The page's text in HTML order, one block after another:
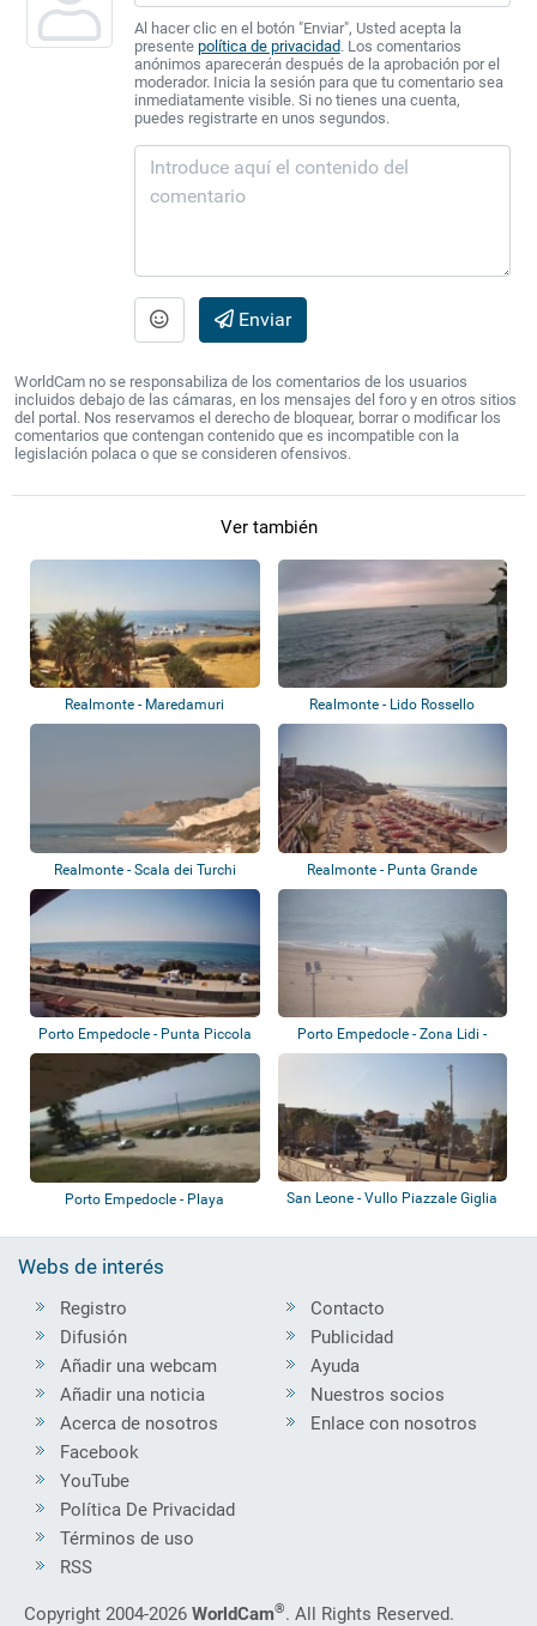
Al hacer clic en el botón "Enviar", Usted acepta la
presente política de privacidad. Los comentarios
anónimos aparecerán después de la aprobación por el
moderador. Inicia la sesión para que tu comentario sea
inmediatamente visible. Si no tienes una cuenta,
puedes registrarte en unos segundos.
Enviar
WorldCam no se responsabiliza de los comentarios de los usuarios
incluidos debajo de las cámaras, en los mensajes del foro y en otros sitios
del portal. Nos reservamos el derecho de bloquear, borrar o modificar los
comentarios que contengan contenido que es incompatible con la
legislación polaca o que se consideren ofensivos.
Ver también
Realmonte - Maredamuri
Spiaggia Le Pergo...
Realmonte - Lido Rossello
Realmonte - Scala dei Turchi Realmonte - Punta Grande
Porto Empedocle - Punta Piccola
Frontema...
Porto Empedocle - Zona Lidi -
B&B sul Ma...
Porto Empedocle - Playa San Leone - Vullo Piazzale Giglia
Webs de interés
Registro
Difusión
Añadir una webcam
Añadir una noticia
Acerca de nosotros
Contacto
Publicidad
Ayuda
Nuestros socios
Enlace con nosotros
Facebook
YouTube
Política De Privacidad
Términos de uso
RSS
Copyright 2004-2026 WorldCam®. All Rights Reserved.